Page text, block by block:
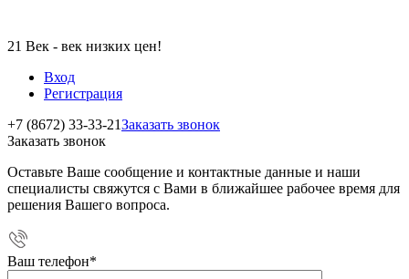
21 Век - век низких цен!
Вход
Регистрация
+7 (8672) 33-33-21Заказать звонок
Заказать звонок
Оставьте Ваше сообщение и контактные данные и наши
специалисты свяжутся с Вами в ближайшее рабочее время для
решения Вашего вопроса.
Ваш телефон*